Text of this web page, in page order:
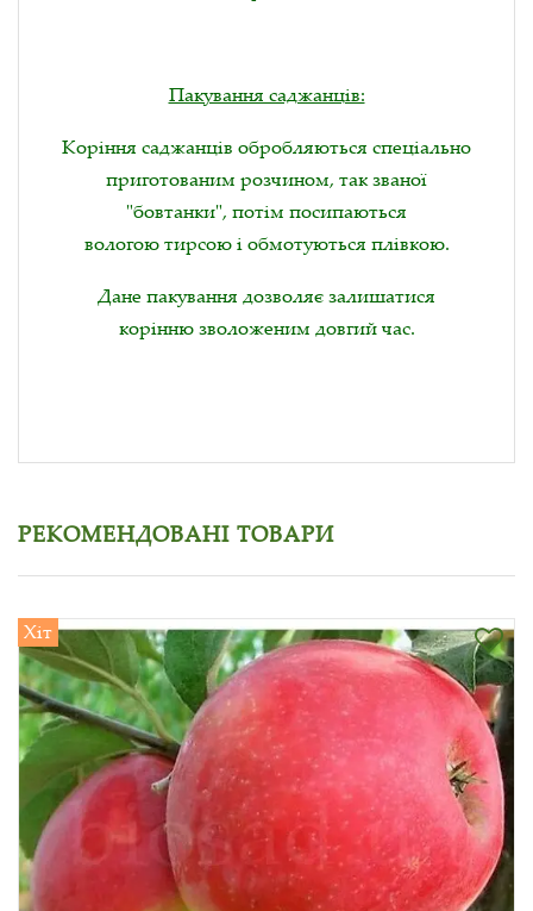
Пакування саджанців:
Коріння саджанців обробляються спеціально
приготованим розчином, так званої
"бовтанки", потім посипаються
вологою тирсою і обмотуються плівкою.
Дане пакування дозволяє залишатися
корінню зволоженим довгий час.
РЕКОМЕНДОВАНІ ТОВАРИ
Хіт